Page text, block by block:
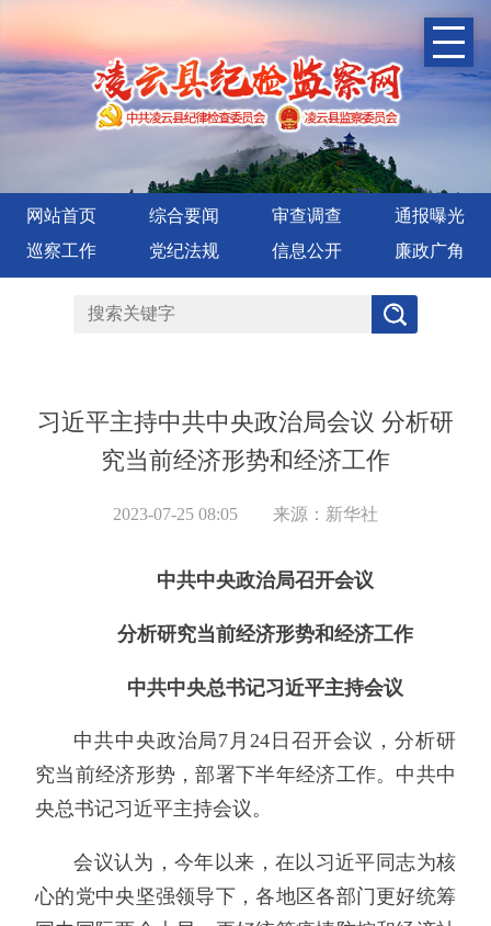
网站首页 综合要闻 审查调查
通报曝光
巡察工作
党纪法规 信息公开 廉政广角
习近平主持中共中央政治局会议 分析研
究当前经济形势和经济工作
2023-07-25 08:05 来源：新华社
中共中央政治局召开会议
分析研究当前经济形势和经济工作
中共中央总书记习近平主持会议
中共中央政治局7月24日召开会议，分析研
究当前经济形势，部署下半年经济工作。中共中
央总书记习近平主持会议。
会议认为，今年以来，在以习近平同志为核
心的党中央坚强领导下，各地区各部门更好统筹